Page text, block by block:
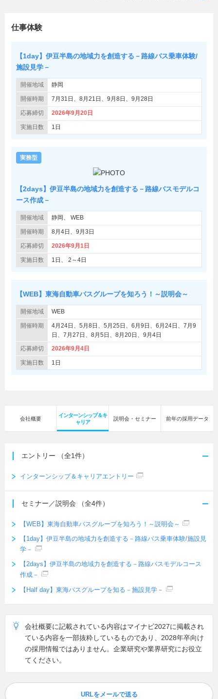
仕事体験
【1day】伊豆半島の地域力を創造する－路線バス乗車体験/
施設見学－
開催地域 静岡
開催時期 7月31日、8月21日、9月8日、9月28日
応募締切 2026年9月20日
実施日数 1日
実務型
【2days】伊豆半島の地域力を創造する－路線バスモデルコ
ース作成－
開催地域 静岡 WEB
開催時期 8月4日、9月3日
応募締切 2026年9月1日
実施日数 1日 2～4日
【WEB】東海自動車バスグループを知ろう！～説明会～
開催地域 WEB
開催時期
4月24日、5月8日、5月25日、6月9日、6月24日、7月9
日、7月27日、8月5日、8月20日、9月4日
応募締切
2026年9月4日
実施日数 1日
会社概要
インターンシップ＆キ
ャリア
説明会・セミナー 前年の採用データ
エントリー （全1件）
インターンシップ＆キャリアエントリー
セミナー／説明会 （全4件）
【WEB】東海自動車バスグループを知ろう！～説明会～
【1day】伊豆半島の地域力を創造する－路線バス乗車体験/施設見
学－
【2days】伊豆半島の地域力を創造する－路線バスモデルコース
作成－
【Half day】東海バスグループを知る－施設見学－
会社概要に記載されている内容はマイナビ2027に掲載され
ている内容を一部抜粋しているものであり、2028年卒向け
の採用情報ではありません。企業研究や業界研究にお役立
てください。
URLをメールで送る